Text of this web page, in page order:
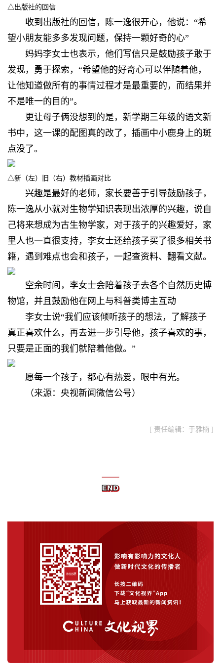
△出版社的回信
收到出版社的回信，
陈一逸很开心，他说：“希
望小朋友能多多发现问题，保持一颗好奇的心”
妈妈李女士也表示， 他们写信只是鼓励孩子敢于
发现，勇于探索，“希望他的好奇心可以伴随着他，
让他知道做所有的事情过程才是最重要的，而结果并
不是唯一的目的”。
更让母子俩没想到的是， 新学期三年级的语文新
书中，这一课的配图真的改了，插画中小鹿身上的斑
点没了。
△新（左）旧（右）教材插画对比
兴趣是最好的老师， 家长要善于引导鼓励孩子，
陈一逸从小就对生物学知识表现出浓厚的兴趣， 说自
己将来想成为古生物学家， 对于孩子的兴趣爱好， 家
里人也一直很支持， 李女士还给孩子买了很多相关书
籍， 遇到难点也会和孩子， 一起查资料、翻看文献。
空余时间，李女士会陪着孩子去各个自然历史博
物馆， 并且鼓励他在网上与科普类博主互动
李女士说“我们应该倾听孩子的想法，
了解孩子
真正喜欢什么， 再去进一步引导他， 孩子喜欢的事，
只要是正面的我们就陪着他做。”
愿每一个孩子， 都心有热爱， 眼中有光。
（来源： 央视新闻微信公号）
[ 责任编辑：于雅楠 ]